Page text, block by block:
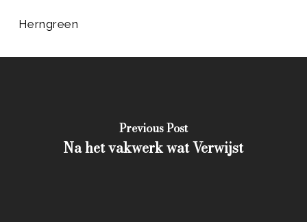
Herngreen
Previous Post
Na het vakwerk wat Verwijst